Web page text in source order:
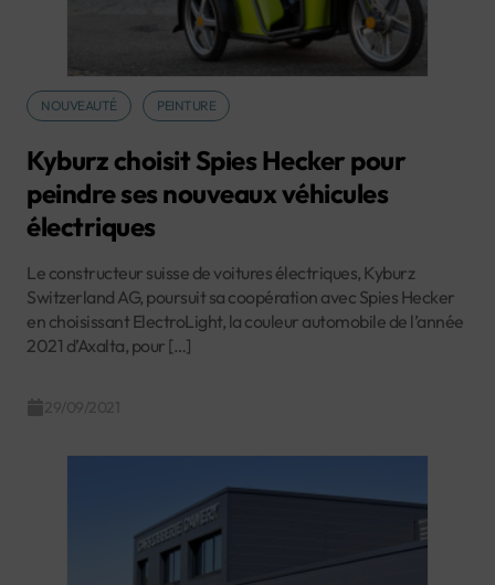
NOUVEAUTÉ PEINTURE
Kyburz choisit Spies Hecker pour
peindre ses nouveaux véhicules
électriques
Le constructeur suisse de voitures électriques, Kyburz
Switzerland AG, poursuit sa coopération avec Spies Hecker
en choisissant ElectroLight, la couleur automobile de l’année
2021 d’Axalta, pour […]